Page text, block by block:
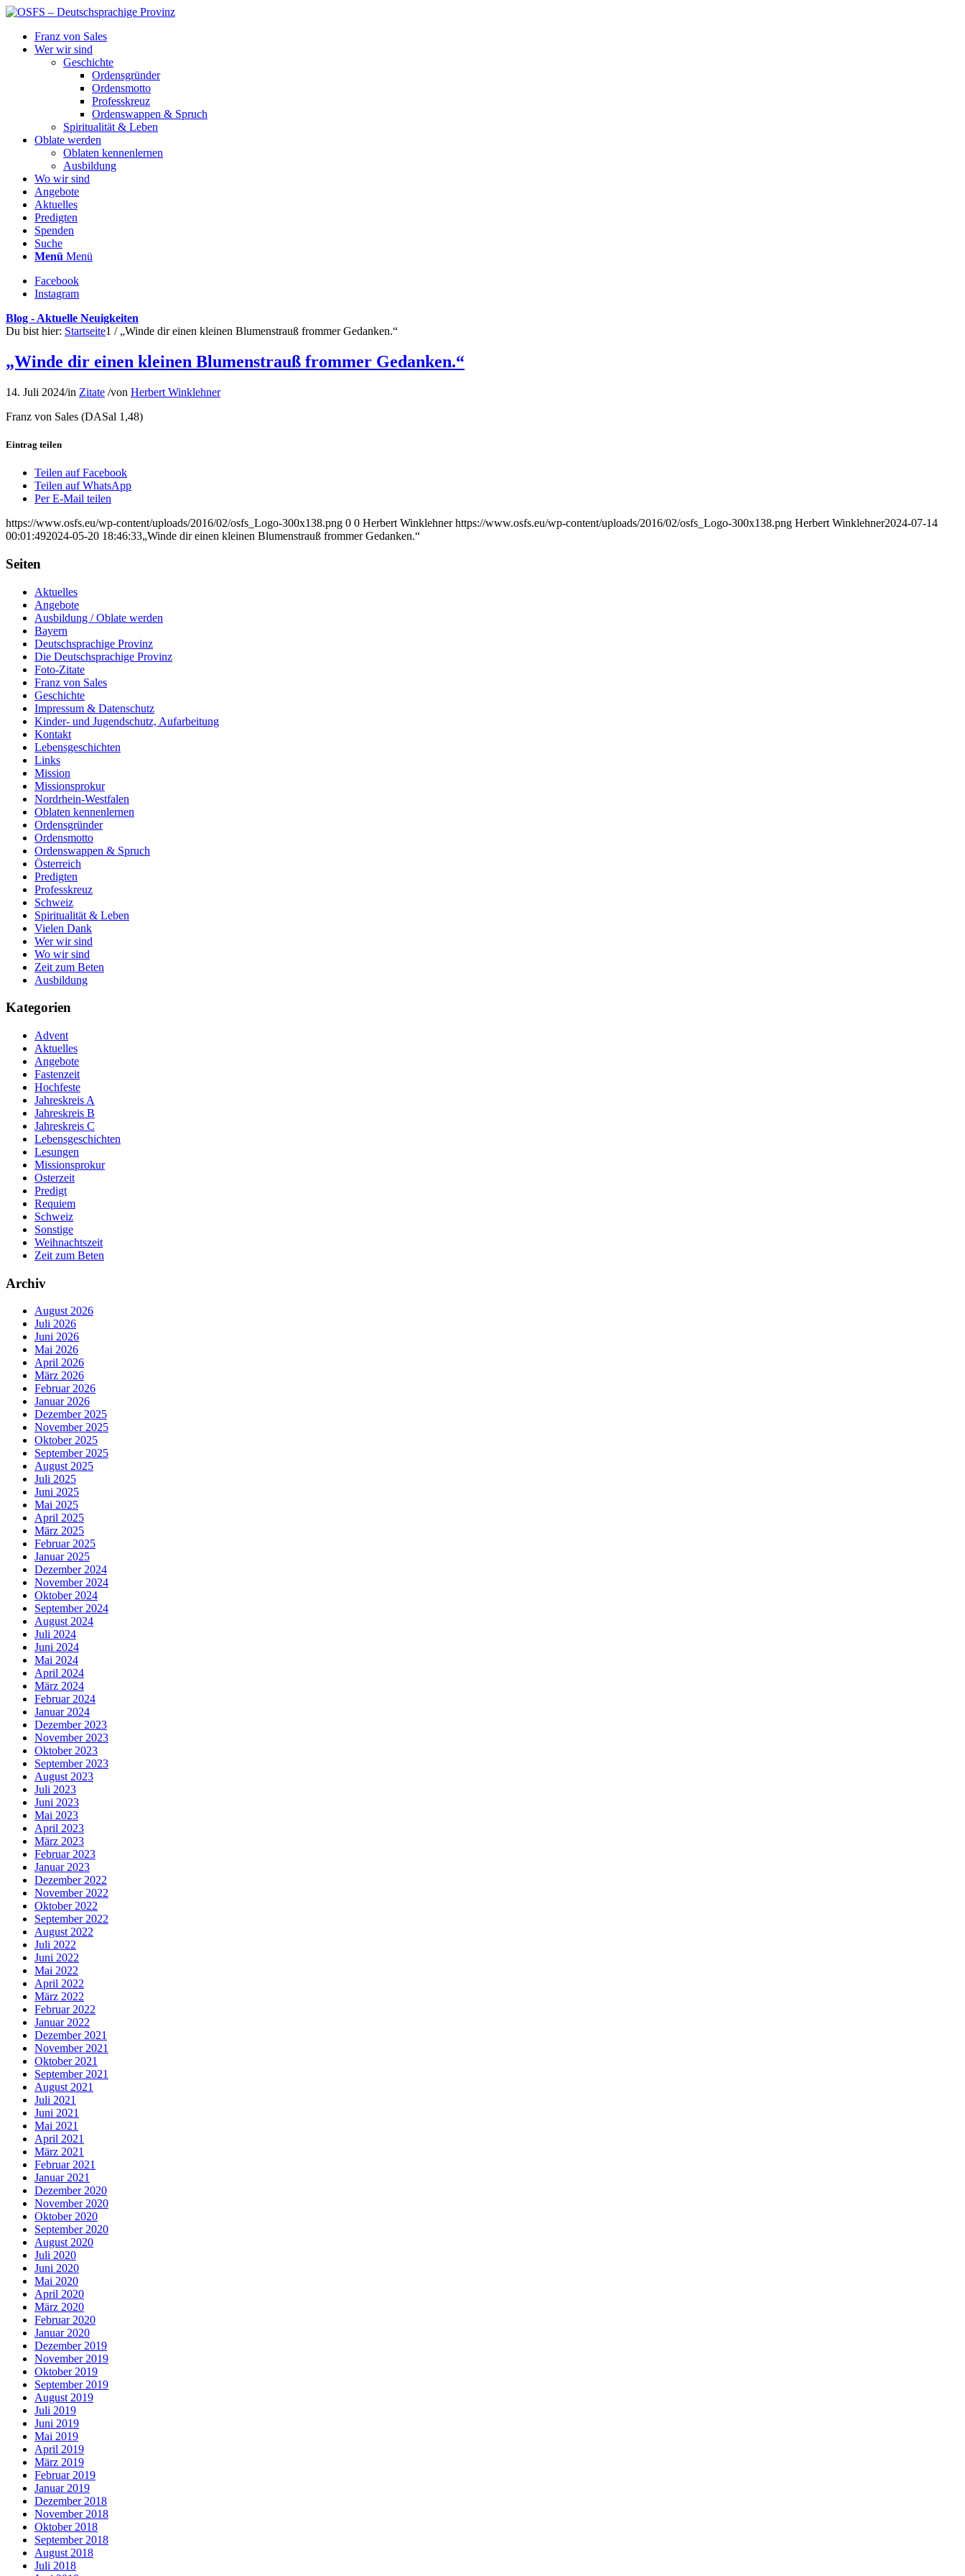
Franz von Sales
Wer wir sind
Geschichte
Ordensgründer
Ordensmotto
Professkreuz
Ordenswappen & Spruch
Spiritualität & Leben
Oblate werden
Oblaten kennenlernen
Ausbildung
Wo wir sind
Angebote
Aktuelles
Predigten
Spenden
Suche
Menü Menü
Facebook
Instagram
Blog - Aktuelle Neuigkeiten
Du bist hier: Startseite1 / „Winde dir einen kleinen Blumenstrauß frommer Gedanken.“
„Winde dir einen kleinen Blumenstrauß frommer Gedanken.“
14. Juli 2024/in Zitate /von Herbert Winklehner
Franz von Sales (DASal 1,48)
Eintrag teilen
Teilen auf Facebook
Teilen auf WhatsApp
Per E-Mail teilen
https://www.osfs.eu/wp-content/uploads/2016/02/osfs_Logo-300x138.png 0 0 Herbert Winklehner https://www.osfs.eu/wp-content/uploads/2016/02/osfs_Logo-300x138.png Herbert Winklehner2024-07-14
00:01:492024-05-20 18:46:33„Winde dir einen kleinen Blumenstrauß frommer Gedanken.“
Seiten
Aktuelles
Angebote
Ausbildung / Oblate werden
Bayern
Deutschsprachige Provinz
Die Deutschsprachige Provinz
Foto-Zitate
Franz von Sales
Geschichte
Impressum & Datenschutz
Kinder- und Jugendschutz, Aufarbeitung
Kontakt
Lebensgeschichten
Links
Mission
Missionsprokur
Nordrhein-Westfalen
Oblaten kennenlernen
Ordensgründer
Ordensmotto
Ordenswappen & Spruch
Österreich
Predigten
Professkreuz
Schweiz
Spiritualität & Leben
Vielen Dank
Wer wir sind
Wo wir sind
Zeit zum Beten
Ausbildung
Kategorien
Advent
Aktuelles
Angebote
Fastenzeit
Hochfeste
Jahreskreis A
Jahreskreis B
Jahreskreis C
Lebensgeschichten
Lesungen
Missionsprokur
Osterzeit
Predigt
Requiem
Schweiz
Sonstige
Weihnachtszeit
Zeit zum Beten
Archiv
August 2026
Juli 2026
Juni 2026
Mai 2026
April 2026
März 2026
Februar 2026
Januar 2026
Dezember 2025
November 2025
Oktober 2025
September 2025
August 2025
Juli 2025
Juni 2025
Mai 2025
April 2025
März 2025
Februar 2025
Januar 2025
Dezember 2024
November 2024
Oktober 2024
September 2024
August 2024
Juli 2024
Juni 2024
Mai 2024
April 2024
März 2024
Februar 2024
Januar 2024
Dezember 2023
November 2023
Oktober 2023
September 2023
August 2023
Juli 2023
Juni 2023
Mai 2023
April 2023
März 2023
Februar 2023
Januar 2023
Dezember 2022
November 2022
Oktober 2022
September 2022
August 2022
Juli 2022
Juni 2022
Mai 2022
April 2022
März 2022
Februar 2022
Januar 2022
Dezember 2021
November 2021
Oktober 2021
September 2021
August 2021
Juli 2021
Juni 2021
Mai 2021
April 2021
März 2021
Februar 2021
Januar 2021
Dezember 2020
November 2020
Oktober 2020
September 2020
August 2020
Juli 2020
Juni 2020
Mai 2020
April 2020
März 2020
Februar 2020
Januar 2020
Dezember 2019
November 2019
Oktober 2019
September 2019
August 2019
Juli 2019
Juni 2019
Mai 2019
April 2019
März 2019
Februar 2019
Januar 2019
Dezember 2018
November 2018
Oktober 2018
September 2018
August 2018
Juli 2018